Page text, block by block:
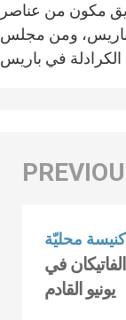
مكون من عناصر
باريس، ومن مجلس
كنيسة محليّة
في
يونيو القادم